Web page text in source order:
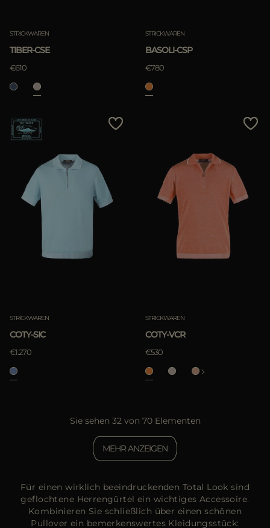
STRICKWAREN
TIBER-CSE
€610
STRICKWAREN
BASOLI-CSP
€780
STRICKWAREN
COTY-SIC
€1.270
STRICKWAREN
COTY-VCR
€530
Sie sehen 32 von 70 Elementen
MEHR ANZEIGEN
Für einen wirklich beeindruckenden Total Look sind
geflochtene Herrengürtel ein wichtiges Accessoire.
Kombinieren Sie schließlich über einen schönen
Pullover ein bemerkenswertes Kleidungsstück: